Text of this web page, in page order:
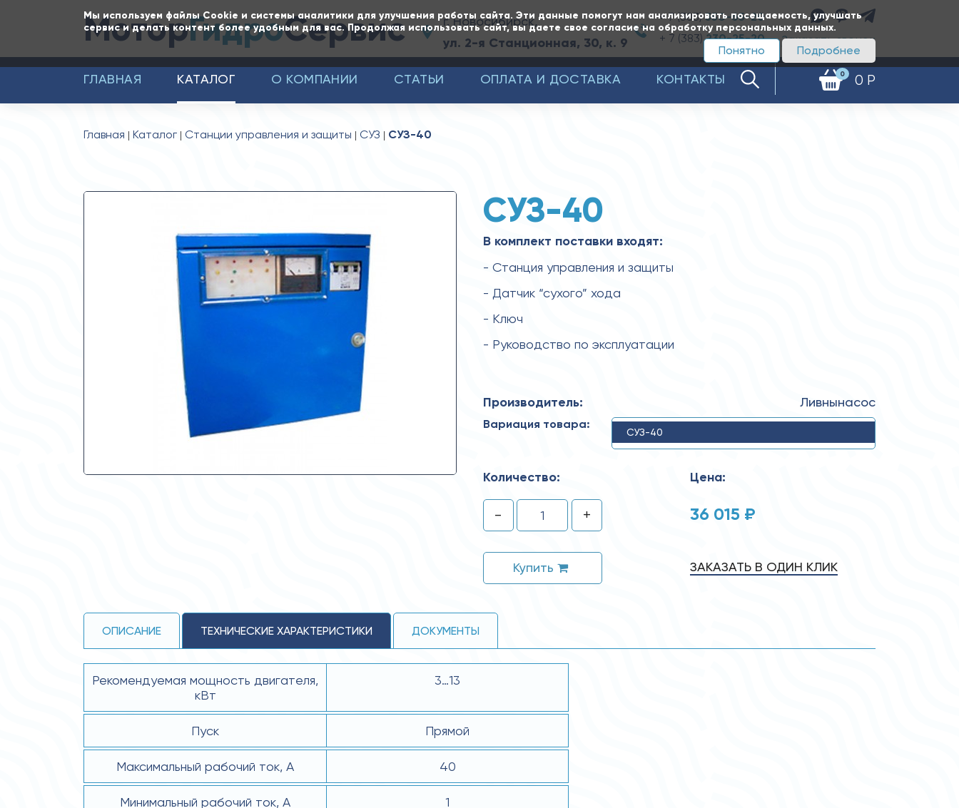
Мы используем файлы Cookie и системы аналитики для улучшения работы сайта. Эти данные помогут нам анализировать посещаемость, улучшать
сервис и делать контент более удобным для вас. Продолжая использовать сайт, вы даете свое согласие на обработку персональных данных.
Подробнее
Понятно
МоторГидроСервис г. Новосибирск,
ул. 2-я Станционная, 30, к. 9
+ 7 (383)350-65-20
+ 7 (383)230-25-20 Заказать звонок
0 0 Р
ГЛАВНАЯ КАТАЛОГ О КОМПАНИИ СТАТЬИ ОПЛАТА И ДОСТАВКА КОНТАКТЫ
Главная Каталог Станции управления и защиты СУЗ СУЗ-40
СУЗ-40
В комплект поставки входят:
- Станция управления и защиты
- Датчик “сухого” хода
- Ключ
- Руководство по эксплуатации
Производитель: Ливнынасос
Вариация товара:
СУЗ-40
Количество:
- +
Купить
Цена:
36 015 ₽
ЗАКАЗАТЬ В ОДИН КЛИК
ОПИСАНИЕ ТЕХНИЧЕСКИЕ ХАРАКТЕРИСТИКИ ДОКУМЕНТЫ
Рекомендуемая мощность двигателя,
кВт
3…13
Пуск Прямой
Максимальный рабочий ток, А 40
Минимальный рабочий ток, А 1